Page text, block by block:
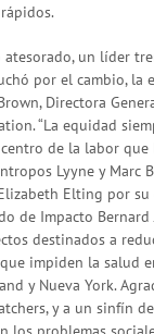
atesorado, un líder
por el cambio, la
Directora
“La equidad
de la labor que
Lyyne y Marc
Elting por su
de Impacto Bernard
destinados a
impiden la salud
y Nueva York.
y a un sinfín